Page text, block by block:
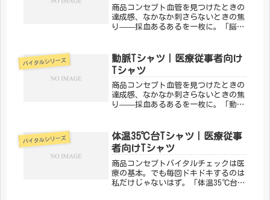
商品コンセプト血管を見つけたときの
達成感、なかなか刺さらないときの焦
り——採血あるあるを一枚に。「脳底
です。「わかる！」が詰まっていま
す。「メディカルきのこセンター」が
手が...
バイタルシリーズ
動脈Tシャツ｜医療従事者向け
Tシャツ
商品コンセプト血管を見つけたときの
達成感、なかなか刺さらないときの焦
り——採血あるあるを一枚に。「動
す。「わかる！」が詰まっています。
「メディカルきのこセンター」が手が
ける...
バイタルシリーズ
体温35℃台Tシャツ｜医療従事
者向けTシャツ
商品コンセプトバイタルチェックは医
療の基本。でも毎回ドキドキするのは
私だけじゃないはず。「体温35℃台」